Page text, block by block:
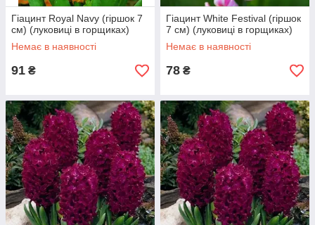
Гіацинт Royal Navy (гіршок 7
см) (луковиці в горщиках)
Немає в наявності
91 ₴
Гіацинт White Festival (гіршок
7 см) (луковиці в горщиках)
Немає в наявності
78 ₴